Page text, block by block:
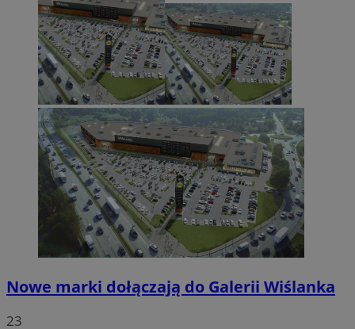
Nowe marki dołączają do Galerii Wiślanka
23